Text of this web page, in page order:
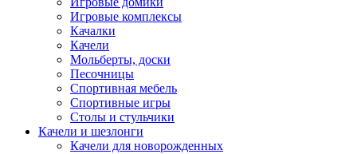
Игровые комплексы
Качалки
Качели
Мольберты, доски
Песочницы
Спортивная мебель
Спортивные игры
Столы и стульчики
Качели и шезлонги
Качели для новорожденных